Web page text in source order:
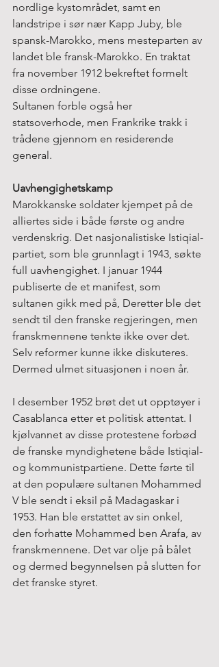
nordlige kystområdet, samt en
landstripe i sør nær Kapp Juby, ble
spansk-Marokko, mens mesteparten av
landet ble fransk-Marokko. En traktat
fra november 1912 bekreftet formelt
disse ordningene.
Sultanen forble også her
statsoverhode, men Frankrike trakk i
trådene gjennom en residerende
general.
Uavhengighetskamp
Marokkanske soldater kjempet på de
alliertes side i både første og andre
verdenskrig. Det nasjonalistiske Istiqial-
partiet, som ble grunnlagt i 1943, søkte
full uavhengighet. I januar 1944
publiserte de et manifest, som
sultanen gikk med på, Deretter ble det
sendt til den franske regjeringen, men
franskmennene tenkte ikke over det.
Selv reformer kunne ikke diskuteres.
Dermed ulmet situasjonen i noen år.
I desember 1952 brøt det ut opptøyer i
Casablanca etter et politisk attentat. I
kjølvannet av disse protestene forbød
de franske myndighetene både Istiqial-
og kommunistpartiene. Dette førte til
at den populære sultanen Mohammed
V ble sendt i eksil på Madagaskar i
1953. Han ble erstattet av sin onkel,
den forhatte Mohammed ben Arafa, av
franskmennene. Det var olje på bålet
og dermed begynnelsen på slutten for
det franske styret.